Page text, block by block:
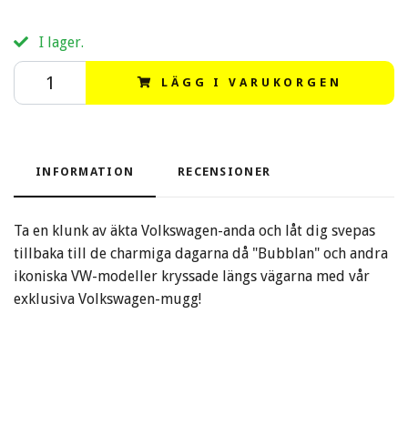
I lager.
LÄGG I VARUKORGEN
INFORMATION RECENSIONER
Ta en klunk av äkta Volkswagen-anda och låt dig svepas
tillbaka till de charmiga dagarna då "Bubblan" och andra
ikoniska VW-modeller kryssade längs vägarna med vår
exklusiva Volkswagen-mugg!